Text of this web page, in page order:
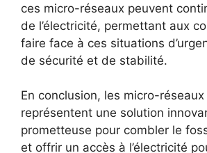
ces micro-réseaux​ peuvent
⁤de l’électricité, permettant aux
faire face à ces situations
de sécurité et de stabilité.
En conclusion,‌ les micro-
représentent une solution
prometteuse⁣ pour combler le
et‍ offrir un accès​ à l’électricité